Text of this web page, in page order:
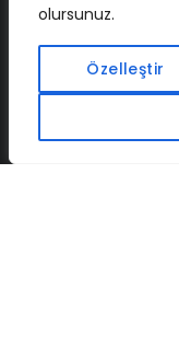
olursunuz.
Özelleştir
İLETIŞIM BAF